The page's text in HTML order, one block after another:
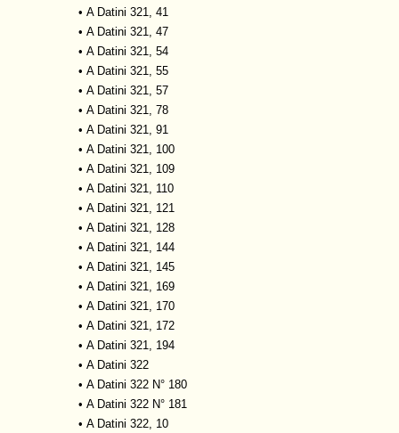
• A Datini 321, 41
• A Datini 321, 47
• A Datini 321, 54
• A Datini 321, 55
• A Datini 321, 57
• A Datini 321, 78
• A Datini 321, 91
• A Datini 321, 100
• A Datini 321, 109
• A Datini 321, 110
• A Datini 321, 121
• A Datini 321, 128
• A Datini 321, 144
• A Datini 321, 145
• A Datini 321, 169
• A Datini 321, 170
• A Datini 321, 172
• A Datini 321, 194
• A Datini 322
• A Datini 322 N° 180
• A Datini 322 N° 181
• A Datini 322, 10